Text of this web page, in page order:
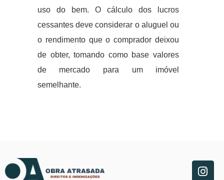
uso do bem. O cálculo dos lucros
cessantes deve considerar o aluguel ou
o rendimento que o comprador deixou
de obter, tomando como base valores
de mercado para um imóvel
semelhante.